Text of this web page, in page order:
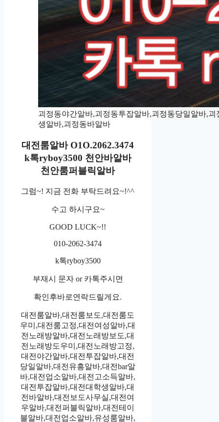
괴정동야간알바,괴정동투잡알바,괴정동당일알바,
생알바,괴정동바알바
대전룸알바 O1O.2062.3474
k톡ryboy3500 천안바알바
천안룸퍼블릭알바
그럼~! 지금 전화 부탁드려요~!^^
수고 하시구요~
GOOD LUCK~!!
010-2062-3474
k톡ryboy3500
부재시 문자 or 카톡주시면
확인후바로연락드릴게요.
대전룸알바,대전룸보도,대전룸도
우미,대전룸고정,대전여성알바,대
전노래방알바,대전노래방보도,대
전노래방도우미,대전노래방고정,
대전야간알바,대전투잡알바,대전
당일알바,대전유흥알바,대전bar알
바,대전업소알바,대전고소득알바,
대전투잡알바,대전대학생알바,대
전바알바,대전보도사무실,대전여
우알바,대전퍼블릭알바,대전테이
블알바,대전업소알바,유성룸알바,